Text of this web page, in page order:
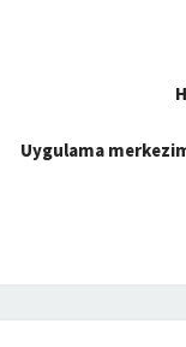
Uygulama